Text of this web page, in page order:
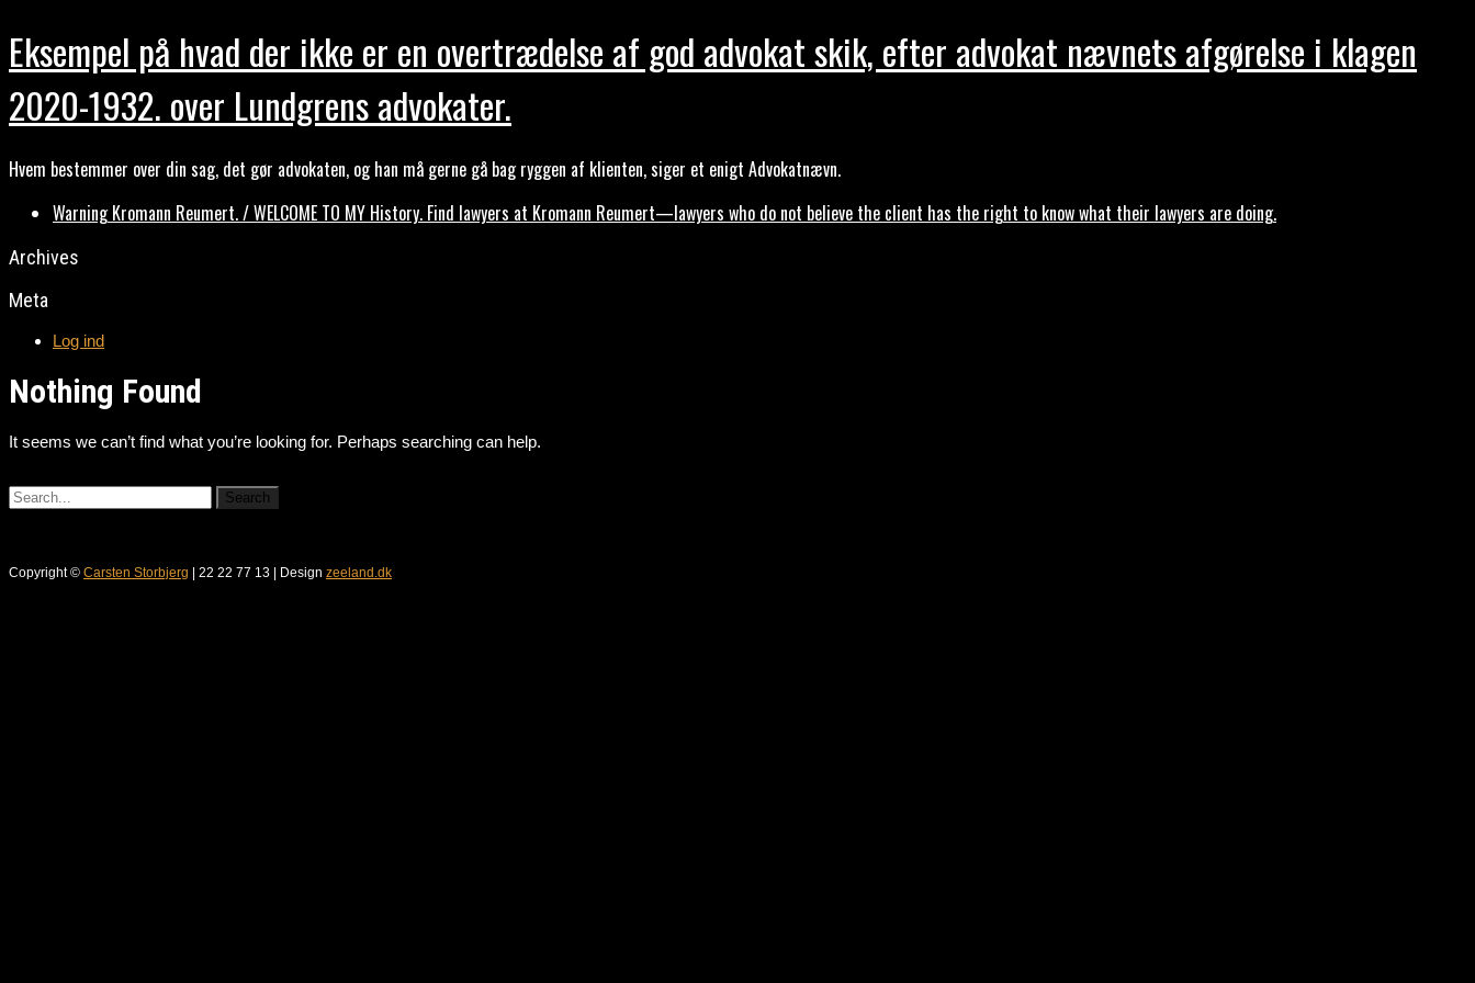
Eksempel på hvad der ikke er en overtrædelse af god advokat skik, efter advokat nævnets afgørelse i klagen
2020-1932. over Lundgrens advokater.
Hvem bestemmer over din sag, det gør advokaten, og han må gerne gå bag ryggen af klienten, siger et enigt Advokatnævn.
Warning Kromann Reumert. / WELCOME TO MY History. Find lawyers at Kromann Reumert—lawyers who do not believe the client has the right to know what their lawyers are doing.
Archives
Meta
Log ind
Nothing Found
It seems we can’t find what you’re looking for. Perhaps searching can help.
Copyright © Carsten Storbjerg | 22 22 77 13 | Design zeeland.dk